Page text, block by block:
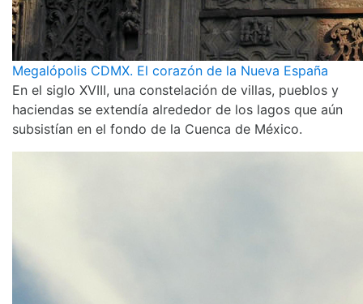
Megalópolis CDMX. El corazón de la Nueva España
En el siglo XVIII, una constelación de villas, pueblos y
haciendas se extendía alrededor de los lagos que aún
subsistían en el fondo de la Cuenca de México.